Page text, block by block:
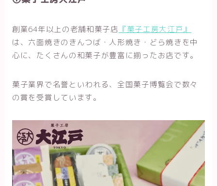
創業64年以上の老舗和菓子店 『菓子工房大江戸』
は、六面焼きのきんつば・人形焼き・どら焼きを中
心に、たくさんの和菓子が豊富に揃ったお店です。
菓子業界で名誉といわれる、全国菓子博覧会で数々
の賞を受賞しています。